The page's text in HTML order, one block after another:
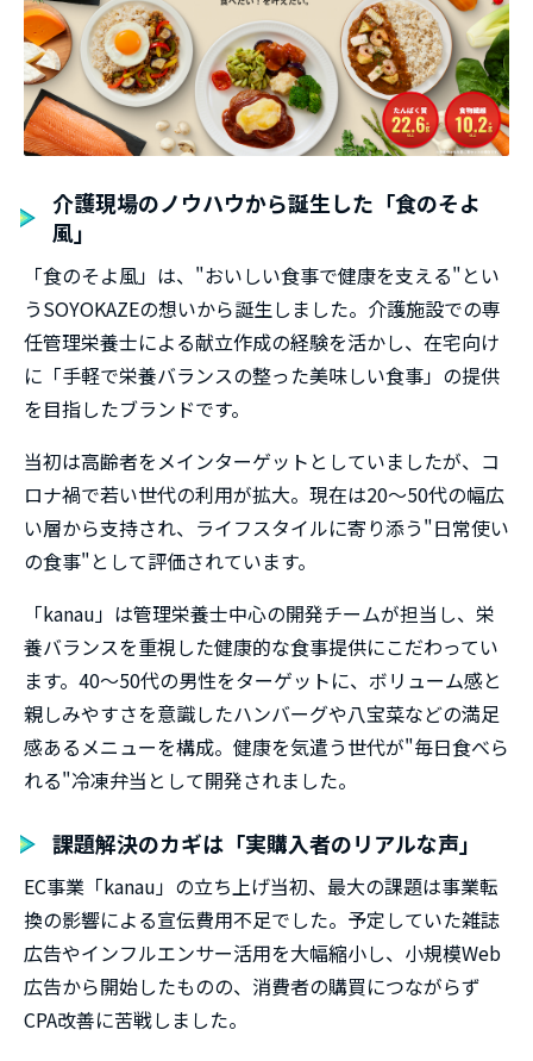
介護現場のノウハウから誕生した「食のそよ
風」
「食のそよ風」は、"おいしい食事で健康を支える"とい
うSOYOKAZEの想いから誕生しました。介護施設での専
任管理栄養士による献立作成の経験を活かし、在宅向け
に「手軽で栄養バランスの整った美味しい食事」の提供
を目指したブランドです。
当初は高齢者をメインターゲットとしていましたが、コ
ロナ禍で若い世代の利用が拡大。現在は20～50代の幅広
い層から支持され、ライフスタイルに寄り添う"日常使い
の食事"として評価されています。
「kanau」は管理栄養士中心の開発チームが担当し、栄
養バランスを重視した健康的な食事提供にこだわってい
ます。40～50代の男性をターゲットに、ボリューム感と
親しみやすさを意識したハンバーグや八宝菜などの満足
感あるメニューを構成。健康を気遣う世代が"毎日食べら
れる"冷凍弁当として開発されました。
課題解決のカギは「実購入者のリアルな声」
EC事業「kanau」の立ち上げ当初、最大の課題は事業転
換の影響による宣伝費用不足でした。予定していた雑誌
広告やインフルエンサー活用を大幅縮小し、小規模Web
広告から開始したものの、消費者の購買につながらず
CPA改善に苦戦しました。